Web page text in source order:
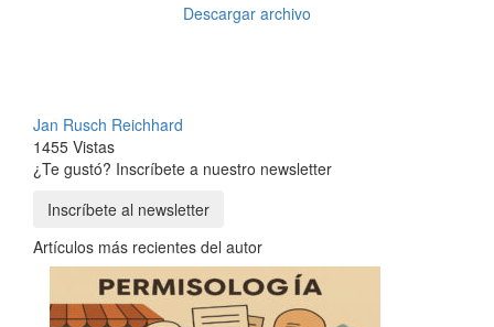
Descargar archivo
Jan Rusch Reichhard
1455 Vistas
¿Te gustó? Inscríbete a nuestro newsletter
Inscríbete al newsletter
Artículos más recientes del autor